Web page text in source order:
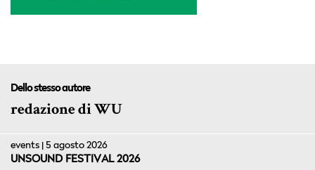
Dello stesso autore
redazione di WU
events | 5 agosto 2026
UNSOUND FESTIVAL 2026